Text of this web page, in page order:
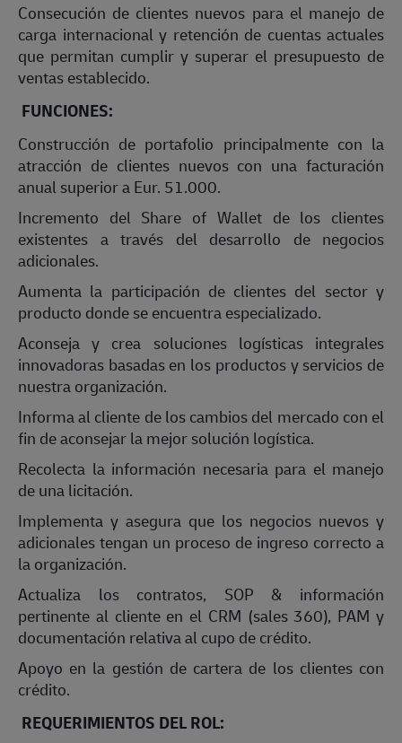
Consecución de clientes nuevos para el manejo de
carga internacional y retención de cuentas actuales
que permitan cumplir y superar el presupuesto de
ventas establecido.
FUNCIONES:
Construcción de portafolio principalmente con la
atracción de clientes nuevos con una facturación
anual superior a Eur. 51.000.
Incremento del Share of Wallet de los clientes
existentes a través del desarrollo de negocios
adicionales.
Aumenta la participación de clientes del sector y
producto donde se encuentra especializado.
Aconseja y crea soluciones logísticas integrales
innovadoras basadas en los productos y servicios de
nuestra organización.
Informa al cliente de los cambios del mercado con el
fin de aconsejar la mejor solución logística.
Recolecta la información necesaria para el manejo
de una licitación.
Implementa y asegura que los negocios nuevos y
adicionales tengan un proceso de ingreso correcto a
la organización.
Actualiza los contratos, SOP & información
pertinente al cliente en el CRM (sales 360), PAM y
documentación relativa al cupo de crédito.
Apoyo en la gestión de cartera de los clientes con
crédito.
REQUERIMIENTOS DEL ROL: